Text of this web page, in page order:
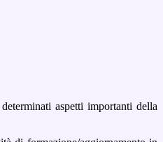
aspetti importanti della